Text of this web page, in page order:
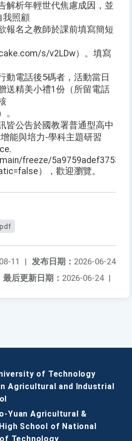
解析年輕世代焦慮成因，並
我照顧
報名之教師於課前填寫簡短
s/v2LDw）。填寫
動電話後5碼者，活動當日
送精美小禮1份（所留電話
。
皆公告於國教署普通型高中
能與培力-學科主題研習
freeze/
），歡迎瀏覽。
发布日期： 2026-06-24
11
|
最后更新日期： 2026-06-24 |
of Technology
Agricultural and Industrial
Yuan Agricultural &
School of National
Technology